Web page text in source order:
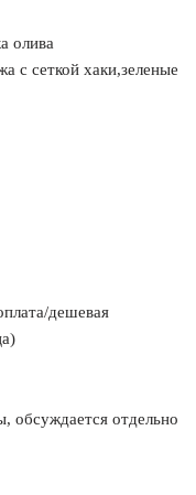
олива
с сеткой хаки,зеленые
дешевая
обсуждается отдельно